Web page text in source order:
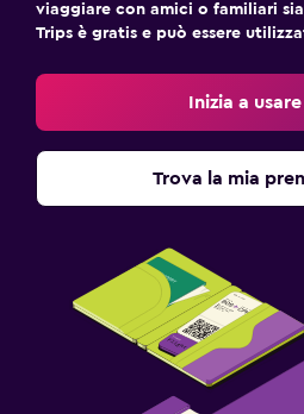
viaggiare con amici o familiari
Trips è gratis e può essere
Inizia a usare
Trova la mia